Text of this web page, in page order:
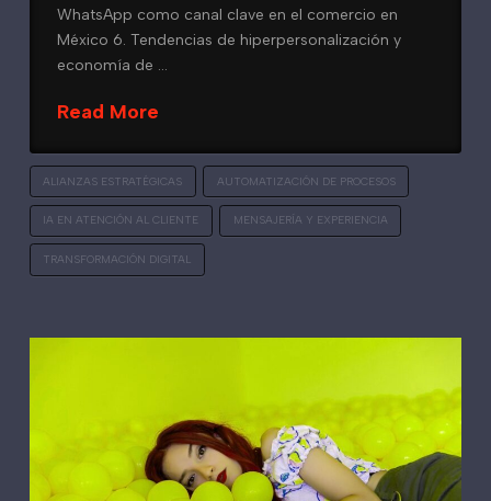
WhatsApp como canal clave en el comercio en
México 6. Tendencias de hiperpersonalización y
economía de …
Read More
ALIANZAS ESTRATÉGICAS AUTOMATIZACIÓN DE PROCESOS
IA EN ATENCIÓN AL CLIENTE MENSAJERÍA Y EXPERIENCIA
TRANSFORMACIÓN DIGITAL